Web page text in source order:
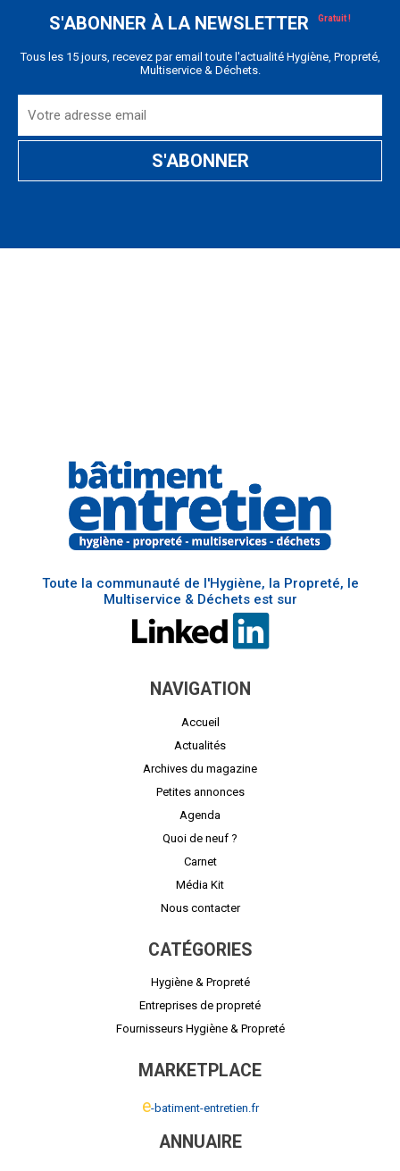
S'ABONNER À LA NEWSLETTER
Tous les 15 jours, recevez par email toute l'actualité Hygiène, Propreté,
Multiservice & Déchets.
Toute la communauté de l'Hygiène, la Propreté, le
Multiservice & Déchets est sur
NAVIGATION
Accueil
Actualités
Archives du magazine
Petites annonces
Agenda
Quoi de neuf ?
Carnet
Média Kit
Nous contacter
CATÉGORIES
Hygiène & Propreté
Entreprises de propreté
Fournisseurs Hygiène & Propreté
MARKETPLACE
e-batiment-entretien.fr
ANNUAIRE